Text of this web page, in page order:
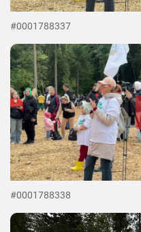
#0001788337
#0001788338